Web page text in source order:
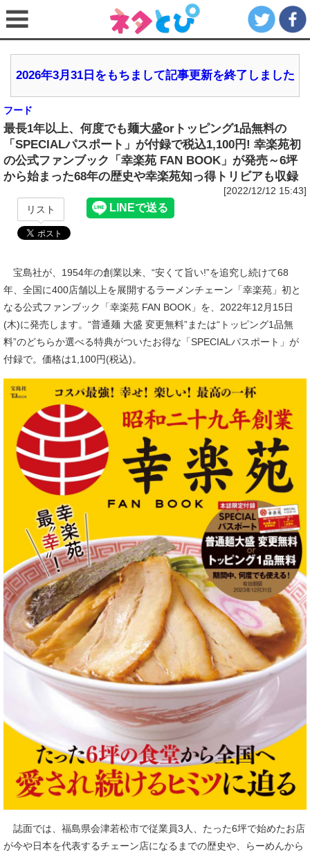
2026年3月31日をもちまして記事更新を終了しました
フード
最長1年以上、何度でも麺大盛orトッピング1品無料の
「SPECIALパスポート」が付録で税込1,100円! 幸楽苑初
の公式ファンブック「幸楽苑 FAN BOOK」が発売～6坪
から始まった68年の歴史や幸楽苑知っ得トリビアも収録
[2022/12/12 15:43]
リスト
宝島社が、1954年の創業以来、“安くて旨い!”を追究し続けて68
年、全国に400店舗以上を展開するラーメンチェーン「幸楽苑」初と
なる公式ファンブック「幸楽苑 FAN BOOK」を、2022年12月15日
(木)に発売します。“普通麺 大盛 変更無料”または“トッピング1品無
料”のどちらか選べる特典がついたお得な「SPECIALパスポート」が
付録で。価格は1,100円(税込)。
誌面では、福島県会津若松市で従業員3人、たった6坪で始めたお店
が今や日本を代表するチェーン店になるまでの歴史や、らーめんから